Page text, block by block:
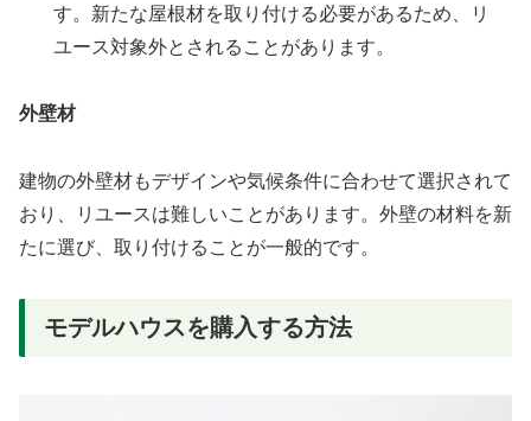
す。新たな屋根材を取り付ける必要があるため、リ
ユース対象外とされることがあります。
外壁材
建物の外壁材もデザインや気候条件に合わせて選択されて
おり、リユースは難しいことがあります。外壁の材料を新
たに選び、取り付けることが一般的です。
モデルハウスを購入する方法